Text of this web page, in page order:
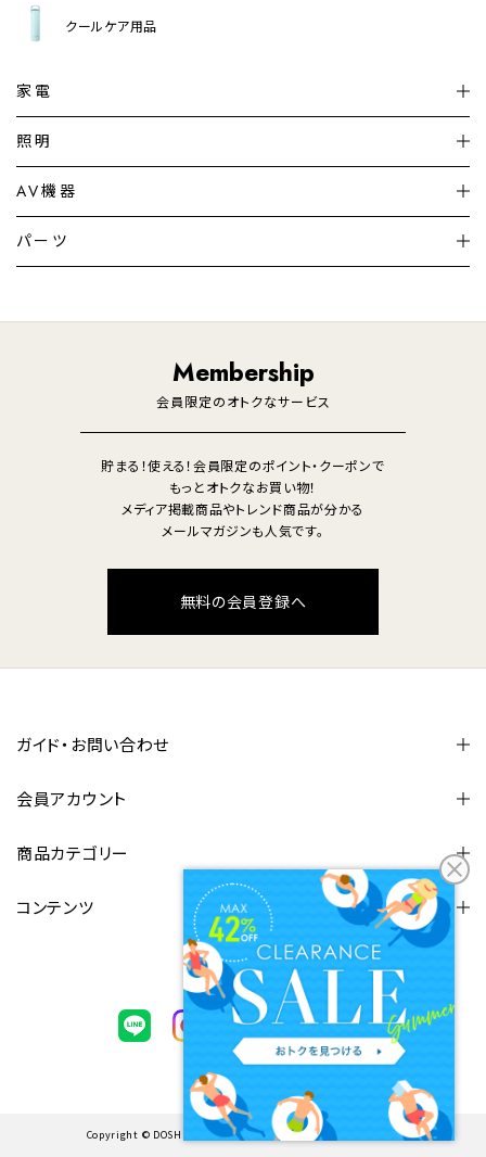
クールケア用品
家電
加湿器・空気清浄機
暖房機 掃除機
調理家電 生活家電
照明
シーリングライト
デスクライト
AV機器
テレビ
パーツ
Membership
会員限定のオトクなサービス
貯まる！使える！会員限定のポイント・クーポンで
もっとオトクなお買い物！
メディア掲載商品やトレンド商品が分かる
メールマガジンも人気です。
無料の会員登録へ
ガイド・お問い合わせ
会員アカウント
商品カテゴリー
コンテンツ
FOLLOW US
Copyright © DOSHISHA CORPORATION. ALL rights reserved.